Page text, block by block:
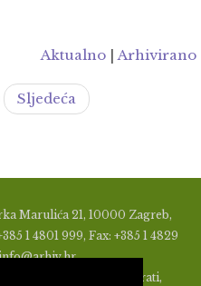
Aktualno |Arhivirano
Sljedeća
Marulića 21, 10000 Zagreb,
1 4801 999, Fax: +385 1 4829
objavljivati, distribuirati,